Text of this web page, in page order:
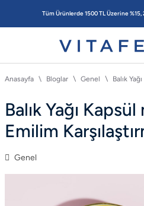
Tüm Ürünlerde 1500 TL Üzerine
Anasayfa Bloglar Genel Balık
Balık Yağı Kapsül
Emilim
Genel